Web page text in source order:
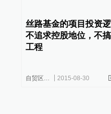
丝路基金的项目投资逻
不追求控股地位，不
工程
自贸区连线 2015-08-30